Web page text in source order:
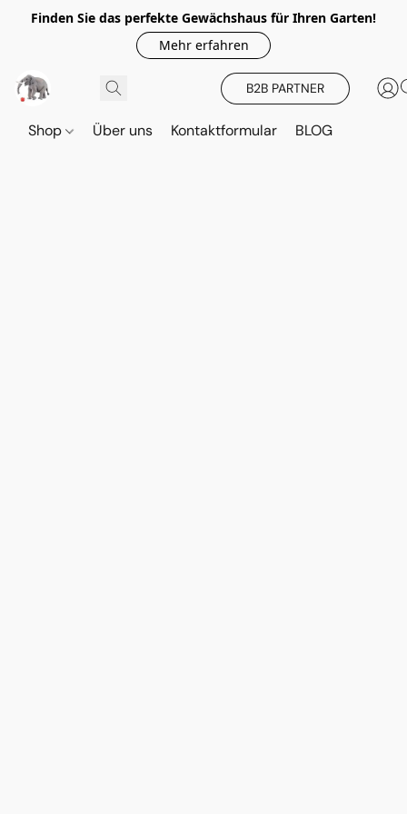
Finden Sie das perfekte Gewächshaus für Ihren Garten!
Mehr erfahren
B2B PARTNER
Shop Über uns Kontaktformular BLOG